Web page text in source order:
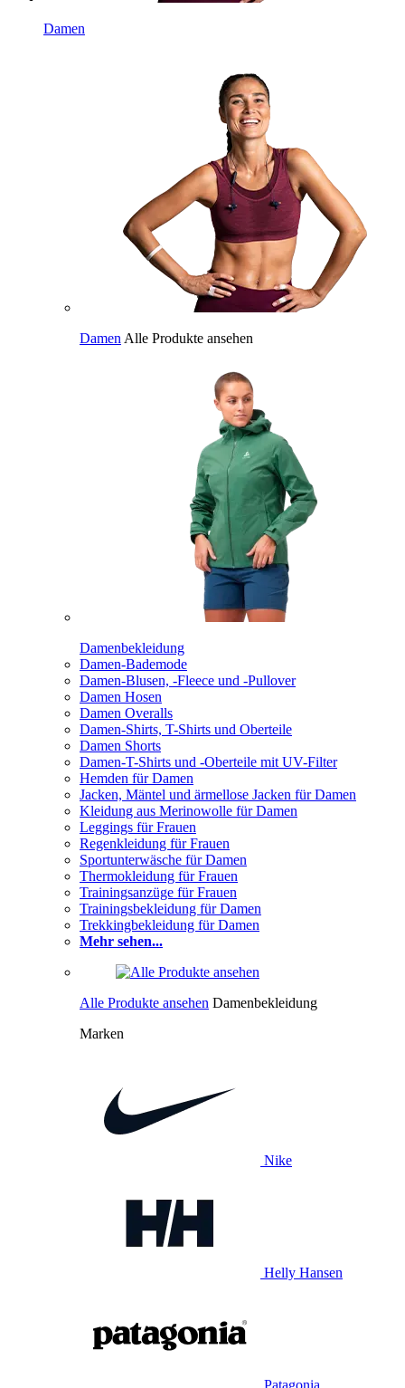
Damen
Damen Alle Produkte ansehen
Damenbekleidung
Damen-Bademode
Damen-Blusen, -Fleece und -Pullover
Damen Hosen
Damen Overalls
Damen-Shirts, T-Shirts und Oberteile
Damen Shorts
Damen-T-Shirts und -Oberteile mit UV-Filter
Hemden für Damen
Jacken, Mäntel und ärmellose Jacken für Damen
Kleidung aus Merinowolle für Damen
Leggings für Frauen
Regenkleidung für Frauen
Sportunterwäsche für Damen
Thermokleidung für Frauen
Trainingsanzüge für Frauen
Trainingsbekleidung für Damen
Trekkingbekleidung für Damen
Mehr sehen...
Alle Produkte ansehen Damenbekleidung
Marken
Nike
Helly Hansen
Patagonia